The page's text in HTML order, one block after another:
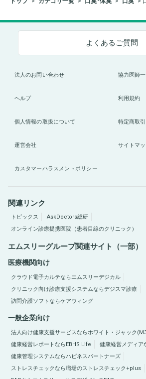
よくあるご質問
法人のお問い合わせ 協力医師
ヘルプ 利用規約
個人情報の取扱について 特定商取
運営会社 サイトマ
カスタマーハラスメントポリシー
関連リンク
トピックス
AskDoctors総研
オンライン診療提携医院（患者目線のクリニック）
エムスリーグループ関連サイト（一部）
医療機関向け
クラウド電子カルテならエムスリーデジカル
クリニック向け診療支援システムならデジスマ診療
訪問介護ソフトならケアウィング
一般企業向け
法人向け健康支援サービスならホワイト・ジャック
健康経営レポートならEBHS Life
健康経営メディア
健康管理システムならハピネスパートナーズ
ストレスチェックなら職場のストレスチェック+plus